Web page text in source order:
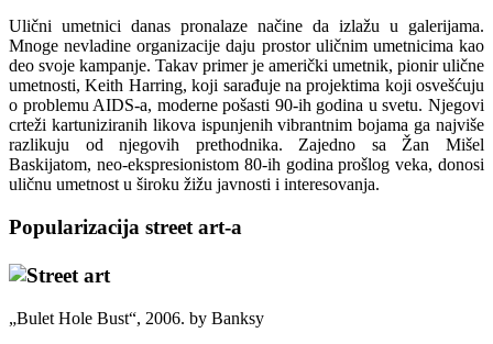
Ulični umetnici danas pronalaze načine da izlažu u galerijama.
Mnoge nevladine organizacije daju prostor uličnim umetnicima kao
deo svoje kampanje. Takav primer je američki umetnik, pionir ulične
umetnosti, Keith Harring, koji sarađuje na projektima koji osvešćuju
o problemu AIDS-a, moderne pošasti 90-ih godina u svetu. Njegovi
crteži kartuniziranih likova ispunjenih vibrantnim bojama ga najviše
razlikuju od njegovih prethodnika. Zajedno sa Žan Mišel
Baskijatom, neo-ekspresionistom 80-ih godina prošlog veka, donosi
uličnu umetnost u široku žižu javnosti i interesovanja.
Popularizacija street art-a
„Bulet Hole Bust“, 2006. by Banksy